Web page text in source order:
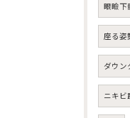
眼瞼下
座る姿
ダウン
ニキビ